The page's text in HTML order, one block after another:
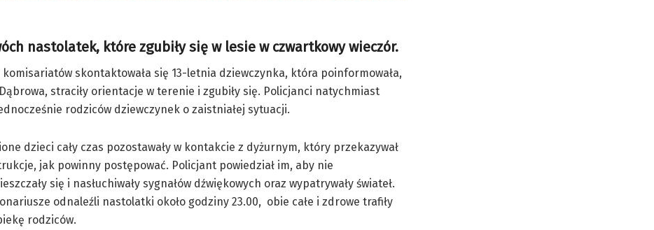
nastolatek, które zgubiły się w lesie w czwartkowy wieczór.
skontaktowała się 13-letnia dziewczynka, która poinformowała,
straciły orientacje w terenie i zgubiły się. Policjanci natychmiast
rodziców dziewczynek o zaistniałej sytuacji.
dzieci cały czas pozostawały w kontakcie z dyżurnym, który przekazywał
jak powinny postępować. Policjant powiedział im, aby nie
się i nasłuchiwały sygnałów dźwiękowych oraz wypatrywały świateł.
odnaleźli nastolatki około godziny 23.00, obie całe i zdrowe trafiły
rodziców.